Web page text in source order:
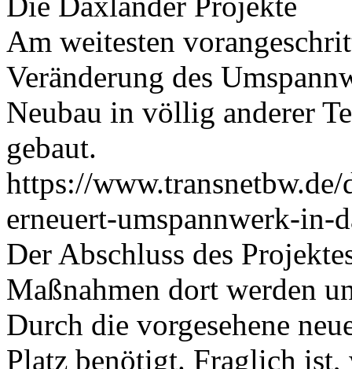
Am weitesten
Veränderung des
Neubau in völlig anderer
gebaut.
https://
erneuert-umspannwerk-in-
Der Abschluss des
Maßnahmen dort werden
Durch die vorgesehene
Platz benötigt. Fraglich